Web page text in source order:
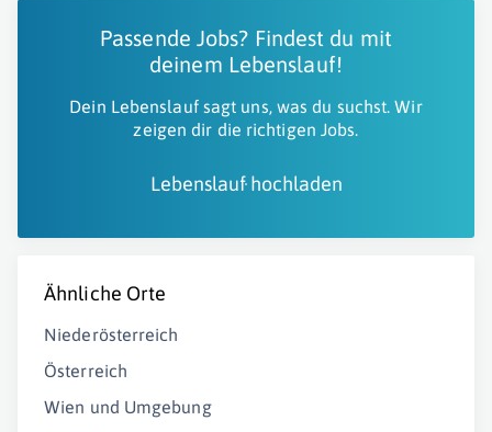
Passende Jobs? Findest du mit
deinem Lebenslauf!
Dein Lebenslauf sagt uns, was du suchst. Wir
zeigen dir die richtigen Jobs.
Lebenslauf hochladen
Ähnliche Orte
Niederösterreich
Österreich
Wien und Umgebung